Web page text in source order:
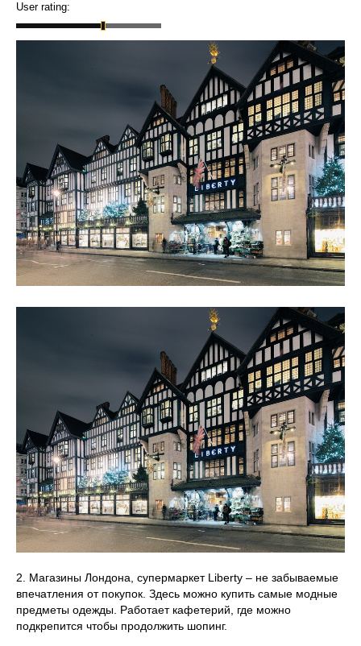
User rating:
2. Магазины Лондона, супермаркет Liberty – не забываемые
впечатления от покупок. Здесь можно купить самые модные
предметы одежды. Работает кафетерий, где можно
подкрепится чтобы продолжить шопинг.